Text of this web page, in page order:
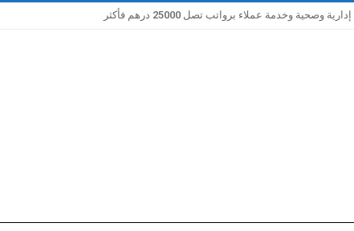
وخدمة عملاء برواتب تصل 25000 درهم فأكثر